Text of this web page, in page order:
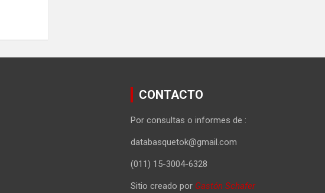
CONTACTO
Por consultas o informes de :
databasquetok@gmail.com
(011) 15-3004-6328
Sitio creado por Gastón Schafer